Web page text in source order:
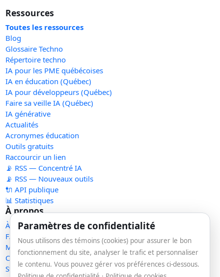
Ressources
Toutes les ressources
Blog
Glossaire Techno
Répertoire techno
IA pour les PME québécoises
IA en éducation (Québec)
IA pour développeurs (Québec)
Faire sa veille IA (Québec)
IA générative
Actualités
Acronymes éducation
Outils gratuits
Raccourcir un lien
📡 RSS — Concentré IA
📡 RSS — Nouveaux outils
🔌 API publique
📊 Statistiques
À propos
À propos
FAQ
Méthodologie
Contact
Statut des services
Paramètres de confidentialité
Nous utilisons des témoins (cookies) pour assurer le bon
fonctionnement du site, analyser le trafic et personnaliser
le contenu. Vous pouvez gérer vos préférences ci-dessous.